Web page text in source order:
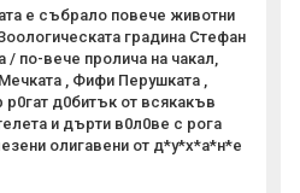
е събрало повече животни
градина Стефан
/ по-вече пролича на чакал,
, Фифи Перушката ,
д0битък от всякакъв
и дърти в0л0ве с рога
олигавени от д*у*х*а*н*е